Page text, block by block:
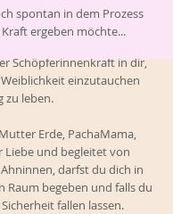
nicht.
auf die Reise zu machen,
Schöpferinnenkraft in dir,
einzutauchen
zu leben.
Erde, PachaMama,
Liebe und begleitet von
darfst du dich in
Raum begeben und falls du
fallen lassen.
spontan in dem Prozess
ergeben möchte...